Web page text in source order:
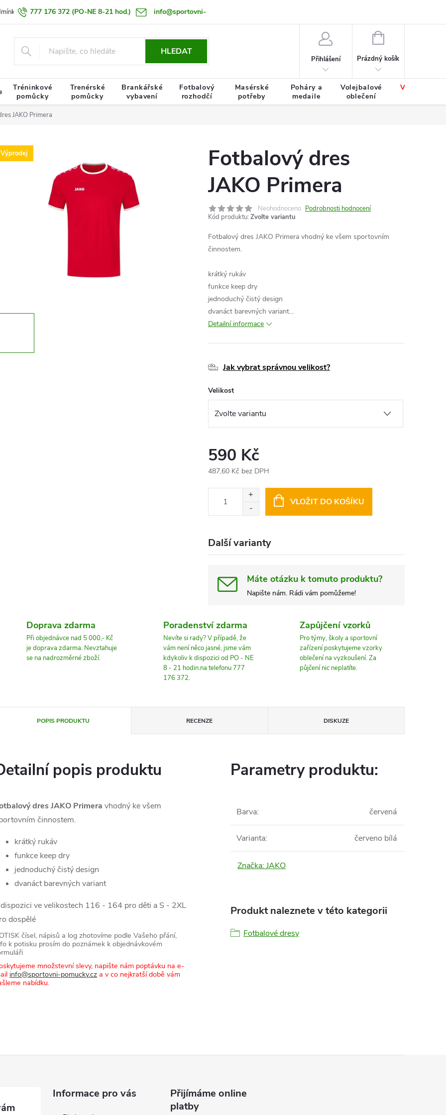
777 176 372 (PO-NE 8-21 hod.) info@sportovni-
pomucky.cz
Zásady zpracování osobních údajů Termín doručení zboží
HLEDAT
Přihlášení
NÁKUPNÍ
Prázdný košík
Tréninkové
pomůcky
Trenérské
pomůcky
Brankářské
vybavení
Fotbalový
rozhodčí
Masérské
potřeby
Poháry a
medaile
Volejbalové
oblečení
Výprodej
JAKO Primera
Výprodej
Fotbalový dres
JAKO Primera
Neohodnoceno Podrobnosti hodnocení
Kód produktu: Zvolte variantu
Fotbalový dres JAKO Primera vhodný ke všem sportovním
činnostem.
krátký rukáv
funkce keep dry
jednoduchý čistý design
dvanáct barevných variant…
Detailní informace
Jak vybrat správnou velikost?
Velikost
590 Kč
487,60 Kč bez DPH
VLOŽIT DO KOŠÍKU
Další varianty
Máte otázku k tomuto produktu?
Napište nám. Rádi vám pomůžeme!
Doprava zdarma
Při objednávce nad 5 000,- Kč
je doprava zdarma. Nevztahuje
se na nadrozměrné zboží.
Poradenství zdarma
Nevíte si rady? V případě, že
vám není něco jasné, jsme vám
kdykoliv k dispozici od PO - NE
8 - 21 hodin.na telefonu 777
176 372.
Zapůjčení vzorků
Pro týmy, školy a sportovní
zařízení poskytujeme vzorky
oblečení na vyzkoušení. Za
půjčení nic neplatíte.
POPIS PRODUKTU RECENZE DISKUZE
popis produktu
dres JAKO Primera vhodný ke všem
činnostem.
krátký rukáv
funkce keep dry
jednoduchý čistý design
dvanáct barevných variant
ve velikostech 116 - 164 pro děti a S - 2XL
dospělé
čísel, nápisů a log zhotovíme podle Vašeho přání,
k potisku prosím do poznámek k objednávkovém
množstevní slevy, napište nám poptávku na e-
info@sportovni-pomucky.cz a v co nejkratší době vám
nabídku.
Parametry produktu:
Barva: červená
Varianta: červeno bílá
Značka: JAKO
Produkt naleznete v této kategorii
Fotbalové dresy
Informace pro vás
Přijímáme online
platby